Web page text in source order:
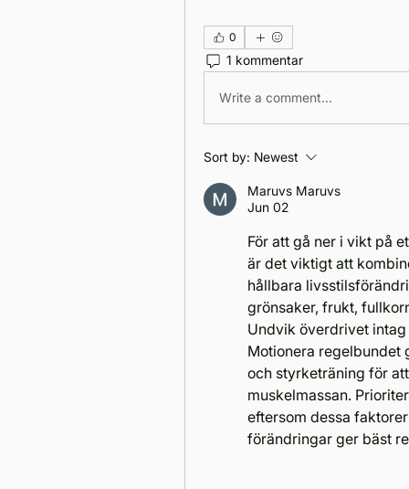
0
1 kommentar
Write a comment...
Sort by: Newest
Maruvs Maruvs
Jun 02
För att gå ner i vikt på
är det viktigt att
hållbara
grönsaker, frukt,
Undvik överdrivet
Motionera regelbundet
och styrketräning för
muskelmassan.
eftersom dessa
förändringar ger bäst